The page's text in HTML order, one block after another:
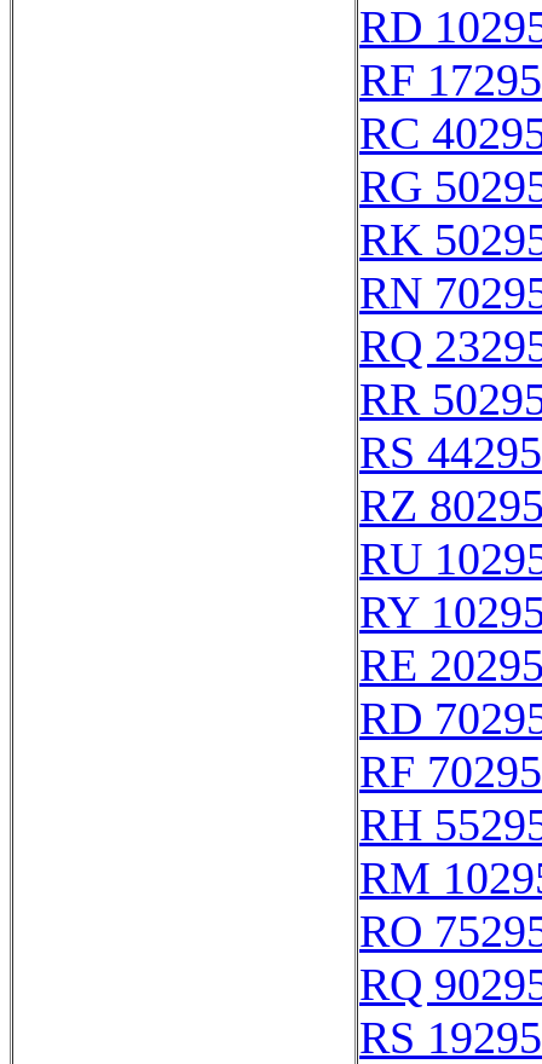
RD
RF 17295
RC
RG
RK
RN
RQ
RR
RS 44295
RZ
RU
RY
RE
RD
RF 70295
RH
RM
RO
RQ
RS 19295